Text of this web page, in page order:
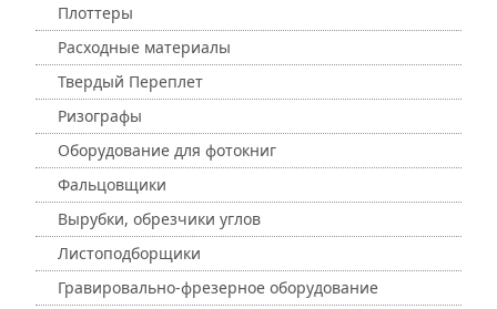
Плоттеры
Расходные материалы
Твердый Переплет
Ризографы
Оборудование для фотокниг
Фальцовщики
Вырубки, обрезчики углов
Листоподборщики
Гравировально-фрезерное оборудование